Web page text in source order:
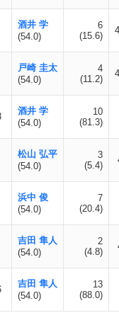
酒井 学
(54.0)
6
(15.6)
戸崎 圭太
(54.0)
4
(11.2)
酒井 学
(54.0)
10
(81.3)
松山 弘平
(54.0)
3
(5.4)
浜中 俊
(54.0)
7
(20.4)
吉田 隼人
(54.0)
2
(4.8)
吉田 隼人
(54.0)
13
(88.0)